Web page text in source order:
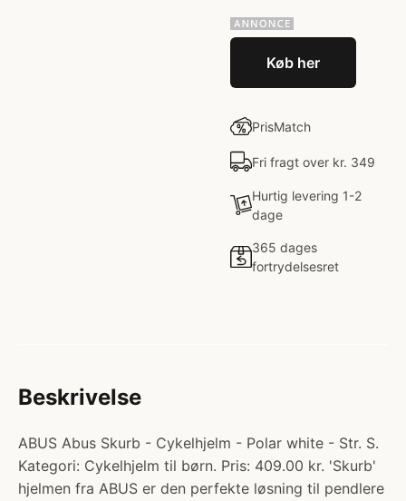
Køb her
PrisMatch
Fri fragt over kr. 349
Hurtig levering 1-2
dage
365 dages
fortrydelsesret
Beskrivelse
ABUS Abus Skurb - Cykelhjelm - Polar white - Str. S.
Kategori: Cykelhjelm til børn. Pris: 409.00 kr. 'Skurb'
hjelmen fra ABUS er den perfekte løsning til pendlere